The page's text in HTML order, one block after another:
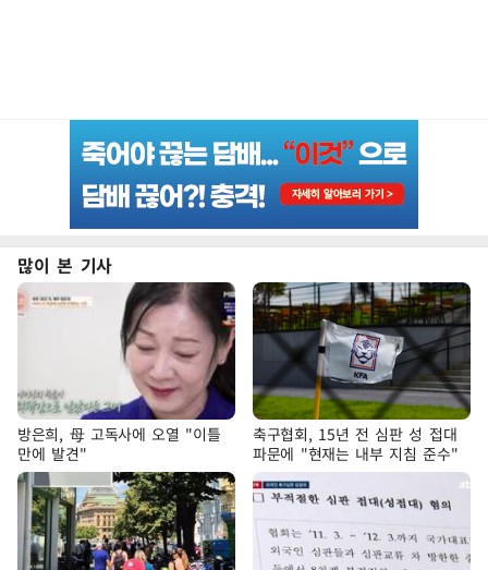
많이 본 기사
방은희, 母 고독사에 오열 "이틀
만에 발견"
축구협회, 15년 전 심판 성 접대
파문에 "현재는 내부 지침 준수"